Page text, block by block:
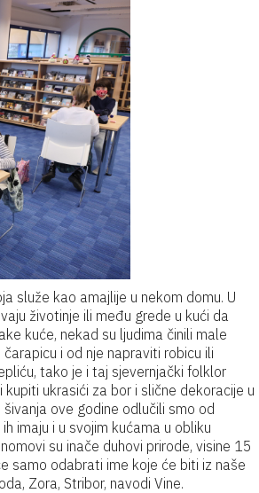
služe kao amajlije u nekom domu. U
životinje ili među grede u kući da
kuće, nekad su ljudima činili male
i od nje napraviti robicu ili
tako je i taj sjevernjački folklor
ukrasići za bor i slične dekoracije u
ove godine odlučili smo od
imaju i u svojim kućama u obliku
su inače duhovi prirode, visine 15
samo odabrati ime koje će biti iz naše
Zora, Stribor, navodi Vine.